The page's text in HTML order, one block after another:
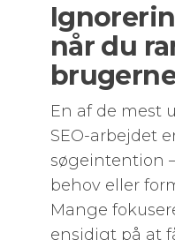
når du
En af de mest
SEO-arbejdet
søgeintention
behov eller
Mange
ensidigt på at